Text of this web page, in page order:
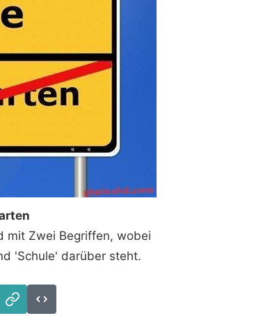
mit Zwei Begriffen, wobei
'Schule' darüber steht.
Download
Link